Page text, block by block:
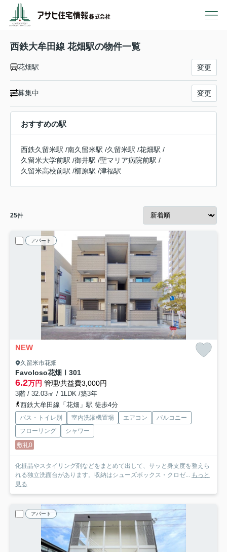
西鉄大牟田線 花畑駅の物件一覧
花畑駅 変更
募集中 変更
おすすめの駅
西鉄久留米駅 /南久留米駅 /久留米駅 /花畑駅 /
久留米大学前駅 /御井駅 /聖マリア病院前駅 /
久留米高校前駅 /櫛原駅 /津福駅
25件
アパート
NEW
久留米市花畑
Favoloso花畑Ⅰ 301
6.2万円 管理/共益費3,000円
3階 / 32.03㎡ / 1LDK /築3年
西鉄大牟田線「花畑」駅 徒歩4分
バス・トイレ別 室内洗濯機置場 エアコン
バルコニー
フローリング
シャワー
敷礼0
化粧品やスタイリング剤などをまとめて出して、サッと身支度を整えら
れる独立洗面台があります。収納はシューズボックス・クロゼ...
もっと
見る
アパート